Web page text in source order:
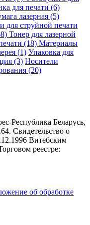
для печати (6)
лазерная (5)
для струйной печати
Тонер для лазерной
(18) Материалы
(1) Упаковка для
(3) Носители
(20)
Республика Беларусь,
Свидетельство о
Витебским
реестре:
об обработке